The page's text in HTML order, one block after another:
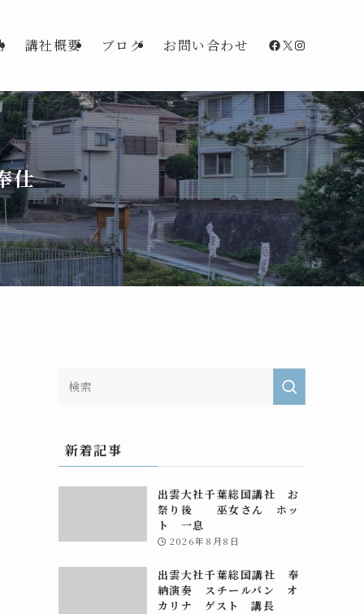
講社概要 ブログ お問い合わせ Facebook
X
仕
新着記事
出雲大社千葉総国講社 お
祭り後 巫女さん ホッ
ト 一息
2026年8月8日
出雲大社千葉総国講社 奉
納演奏 スチールパン オ
カリナ ゲスト 講長